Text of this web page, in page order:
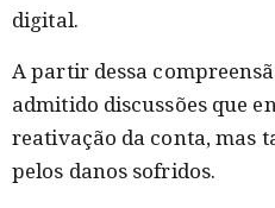
digital.
A partir dessa
admitido discussões que
reativação da conta, mas
pelos danos sofridos.